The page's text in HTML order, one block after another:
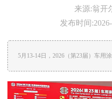
来源:翁开
发布时间
5月13-14日，2026（第23届）车用